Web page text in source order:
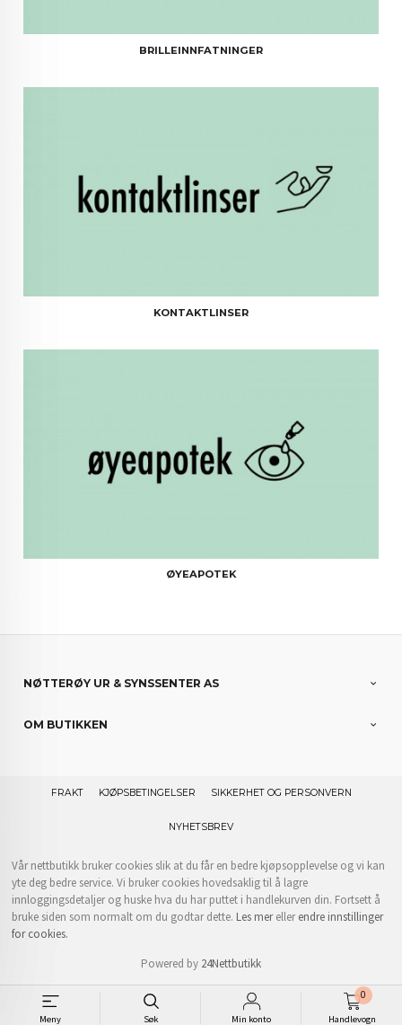
Meny Søk Min konto Handlevogn
0
BRILLEINNFATNINGER
KONTAKTLINSER
ØYEAPOTEK
NØTTERØY UR & SYNSSENTER AS
OM BUTIKKEN
FRAKT KJØPSBETINGELSER SIKKERHET OG PERSONVERN
NYHETSBREV
Vår nettbutikk bruker cookies slik at du får en bedre kjøpsopplevelse og vi kan
yte deg bedre service. Vi bruker cookies hovedsaklig til å lagre
innloggingsdetaljer og huske hva du har puttet i handlekurven din. Fortsett å
bruke siden som normalt om du godtar dette. Les merellerendre innstillinger
for cookies.
Powered by 24Nettbutikk